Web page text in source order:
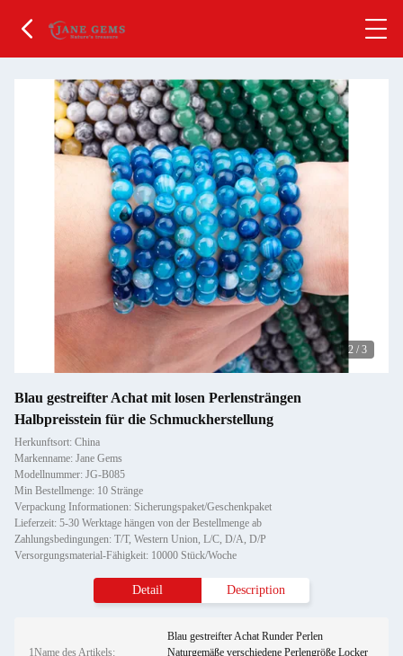
2 / 3
Blau gestreifter Achat mit losen Perlensträngen
Halbpreisstein für die Schmuckherstellung
Herkunftsort: China
Markenname: Jane Gems
Modellnummer: JG-B085
Min Bestellmenge: 10 Stränge
Verpackung Informationen: Sicherungspaket/Geschenkpaket
Lieferzeit: 5-30 Werktage hängen von der Bestellmenge ab
Zahlungsbedingungen: T/T, Western Union, L/C, D/A, D/P
Versorgungsmaterial-Fähigkeit: 10000 Stück/Woche
Detail Description
1Name des Artikels:
Blau gestreifter Achat Runder Perlen
Naturgemäße verschiedene Perlengröße Locker